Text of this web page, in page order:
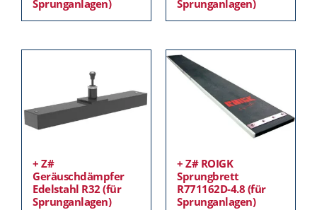
Sprunganlagen) Sprunganlagen)
+ Z#
Geräuschdämpfer
Edelstahl R32 (für
Sprunganlagen)
+ Z# ROIGK
Sprungbrett
R771162D-4.8 (für
Sprunganlagen)